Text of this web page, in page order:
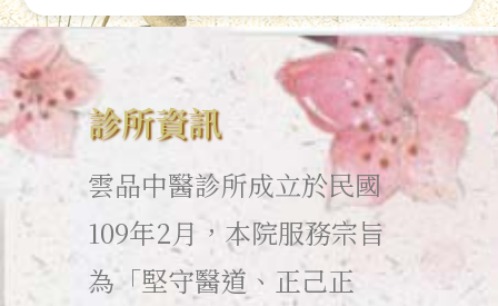
診所資訊
雲品中醫診所成立於民國
109年2月，本院服務宗旨
為「堅守醫道、正己正